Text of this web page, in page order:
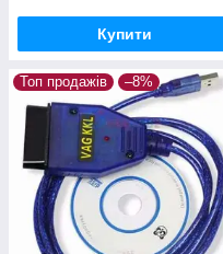
Купити
Топ продажів –8%